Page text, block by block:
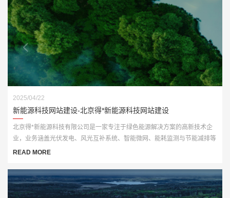
2025/04/22
新能源科技网站建设-北京得*新能源科技网站建设
北京得*新能源科技有限公司是一家专注于绿色能源解决方案的高新技术企
业，业务涵盖光伏发电、风光互补系统、智能微网、能耗监测与节能减排等
多个板块。为顺应“双碳”战略发展要求，公司亟需打造一个具备行业专业性
READ MORE